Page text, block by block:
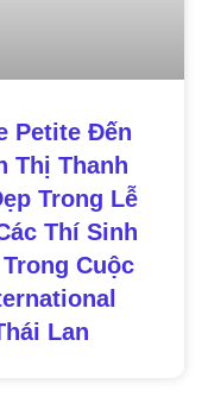
Petite Đến
Thị Thanh
Trong Lễ
Thí Sinh
Cuộc
Lan